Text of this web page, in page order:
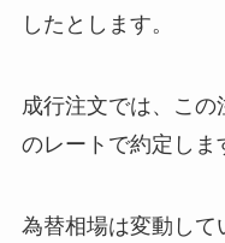
したとします。
成行注文では、この
のレートで約定しま
為替相場は変動して